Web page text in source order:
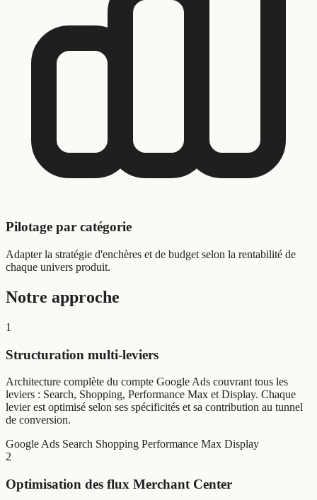
Pilotage par catégorie
Adapter la stratégie d'enchères et de budget selon la rentabilité de
chaque univers produit.
Notre approche
1
Structuration multi-leviers
Architecture complète du compte Google Ads couvrant tous les
leviers : Search, Shopping, Performance Max et Display. Chaque
levier est optimisé selon ses spécificités et sa contribution au tunnel
de conversion.
Google Ads Search Shopping Performance Max Display
2
Optimisation des flux Merchant Center